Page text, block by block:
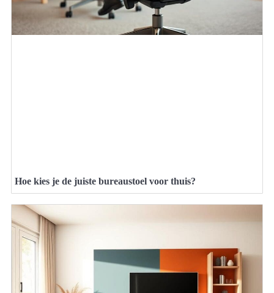
Hoe kies je de juiste bureaustoel voor thuis?